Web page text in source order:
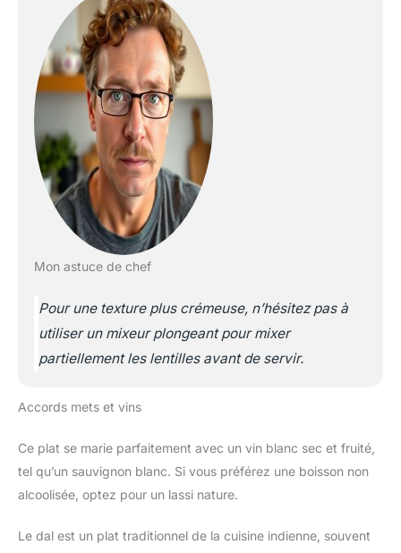
Mon astuce de chef
Pour une texture plus crémeuse, n’hésitez pas à
utiliser un mixeur plongeant pour mixer
partiellement les lentilles avant de servir.
Accords mets et vins
Ce plat se marie parfaitement avec un vin blanc sec et fruité,
tel qu’un sauvignon blanc. Si vous préférez une boisson non
alcoolisée, optez pour un lassi nature.
Le dal est un plat traditionnel de la cuisine indienne, souvent